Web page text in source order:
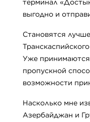
терминал
выгодно и
Становятся
Уже
пропускной
возможности
Насколько мне
Азербайджан и